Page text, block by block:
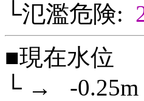
└氾濫危険:
■現在水位
└ → -0.25m